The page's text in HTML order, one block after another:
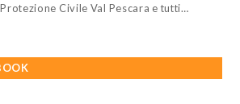
Civile Val Pescara e tutti…